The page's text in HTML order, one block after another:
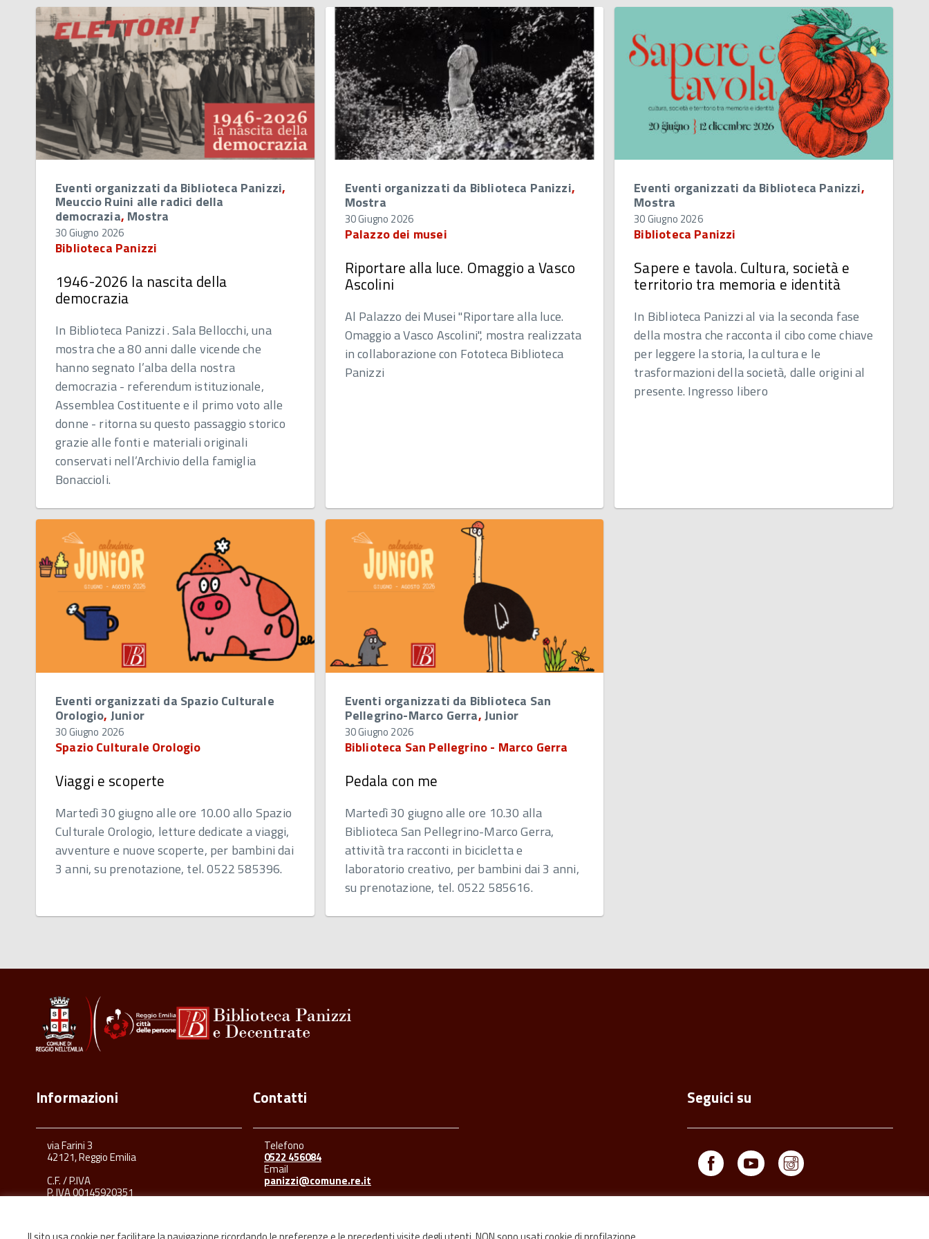
Eventi organizzati da Biblioteca Panizzi,
Meuccio Ruini alle radici della
democrazia, Mostra
30 Giugno 2026
Biblioteca Panizzi
1946-2026 la nascita della
democrazia
In Biblioteca Panizzi . Sala Bellocchi, una
mostra che a 80 anni dalle vicende che
hanno segnato l’alba della nostra
democrazia - referendum istituzionale,
Assemblea Costituente e il primo voto alle
donne - ritorna su questo passaggio storico
grazie alle fonti e materiali originali
conservati nell’Archivio della famiglia
Bonaccioli.
Eventi organizzati da Biblioteca Panizzi,
Mostra
30 Giugno 2026
Palazzo dei musei
Riportare alla luce. Omaggio a Vasco
Ascolini
Al Palazzo dei Musei "Riportare alla luce.
Omaggio a Vasco Ascolini", mostra realizzata
in collaborazione con Fototeca Biblioteca
Panizzi
Eventi organizzati da Biblioteca Panizzi,
Mostra
30 Giugno 2026
Biblioteca Panizzi
Sapere e tavola. Cultura, società e
territorio tra memoria e identità
In Biblioteca Panizzi al via la seconda fase
della mostra che racconta il cibo come chiave
per leggere la storia, la cultura e le
trasformazioni della società, dalle origini al
presente. Ingresso libero
Eventi organizzati da Spazio Culturale
Orologio, Junior
30 Giugno 2026
Spazio Culturale Orologio
Viaggi e scoperte
Martedì 30 giugno alle ore 10.00 allo Spazio
Culturale Orologio, letture dedicate a viaggi,
avventure e nuove scoperte, per bambini dai
3 anni, su prenotazione, tel. 0522 585396.
Eventi organizzati da Biblioteca San
Pellegrino-Marco Gerra,Junior
30 Giugno 2026
Biblioteca San Pellegrino - Marco Gerra
Pedala con me
Martedì 30 giugno alle ore 10.30 alla
Biblioteca San Pellegrino-Marco Gerra,
attività tra racconti in bicicletta e
laboratorio creativo, per bambini dai 3 anni,
su prenotazione, tel. 0522 585616.
Informazioni
via Farini 3
42121, Reggio Emilia
C.F. / P.IVA
P. IVA 00145920351
Contatti
Telefono
0522 456084
Email
panizzi@comune.re.it
Seguici su
Facebook Youtube